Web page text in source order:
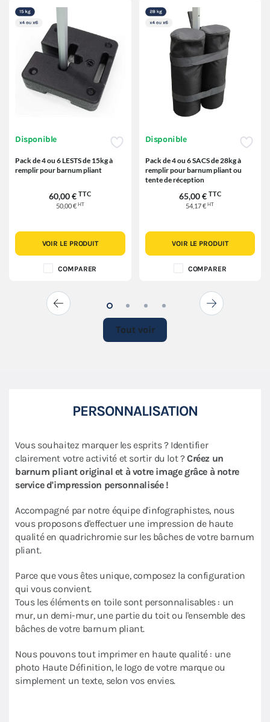
Disponible
Pack de 4 ou 6 LESTS de 15kg à
remplir pour barnum pliant
60,00 € TTC
50,00 € HT
VOIR LE PRODUIT
COMPARER
Disponible
Pack de 4 ou 6 SACS de 28kg à
remplir pour barnum pliant ou
tente de réception
65,00 € TTC
54,17 €HT
VOIR LE PRODUIT
COMPARER
Tout voir
PERSONNALISATION
Vous souhaitez marquer les esprits ? Identifier
clairement votre activité et sortir du lot ?Créez un
barnum pliant original et à votre image grâce à notre
service d'impression personnalisée !
Accompagné par notre équipe d'infographistes, nous
vous proposons d'effectuer une impression de haute
qualité en quadrichromie sur les bâches de votre barnum
pliant.
Parce que vous êtes unique, composez la configuration
qui vous convient.
Tous les éléments en toile sont personnalisables : un
mur, un demi-mur, une partie du toit ou l'ensemble des
bâches de votre barnum pliant.
Nous pouvons tout imprimer en haute qualité : une
photo Haute Définition, le logo de votre marque ou
simplement un texte, selon vos envies.